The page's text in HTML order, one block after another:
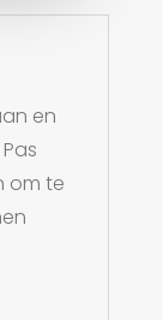
en
om te